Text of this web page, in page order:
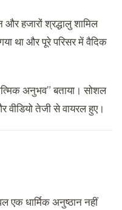
हजारों श्रद्धालु शामिल
था और पूरे परिसर में वैदिक
अनुभव” बताया। सोशल
वीडियो तेजी से वायरल हुए।
धार्मिक अनुष्ठान नहीं